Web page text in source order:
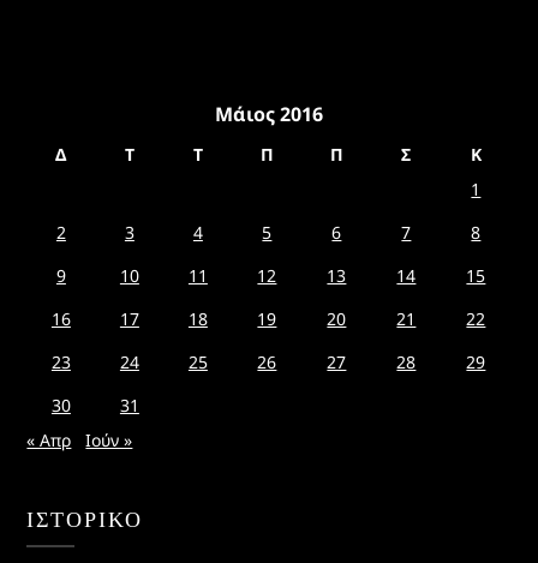
Μάιος 2016
Δ Τ Τ Π Π Σ
Κ
1
2
3 4 5 6 7
8
9
10 11 12 13 14
15
16
17 18 19 20 21
22
23
24 25 26 27 28
29
30
31
« Απρ
Ιούν »
ΙΣΤΟΡΙΚΌ